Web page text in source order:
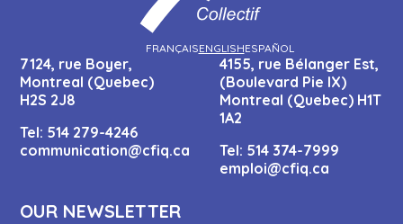
FRANÇAISENGLISHESPAÑOL
7124, rue Boyer,
Montreal (Quebec)
H2S 2J8
Tel: 514 279-4246
communication@cfiq.ca
4155, rue Bélanger Est,
(Boulevard Pie IX)
Montreal (Quebec) H1T
1A2
Tel: 514 374-7999
emploi@cfiq.ca
OUR NEWSLETTER